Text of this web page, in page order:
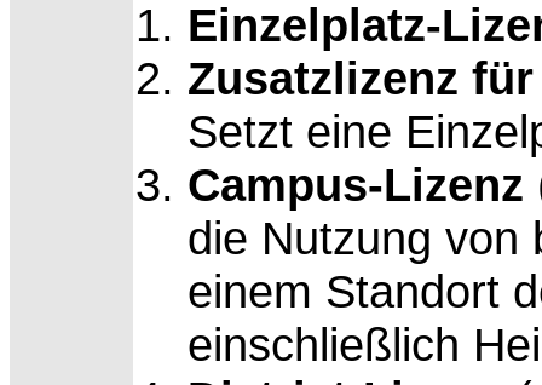
Einzelplatz-
Zusatzlizenz
Setzt eine
Campus-Lizenz
die Nutzung von
einem Standort
einschließlich